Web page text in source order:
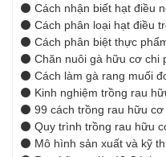
Cách nhận biết hạt điều
Cách phân loại hạt điều
Cách phân biệt thực
Chăn nuôi gà hữu cơ chi
Cách làm gà rang muối
Kinh nghiệm trồng rau
99 cách trồng rau hữu
Quy trình trồng rau hữu
Mô hình sản xuất và kỹ